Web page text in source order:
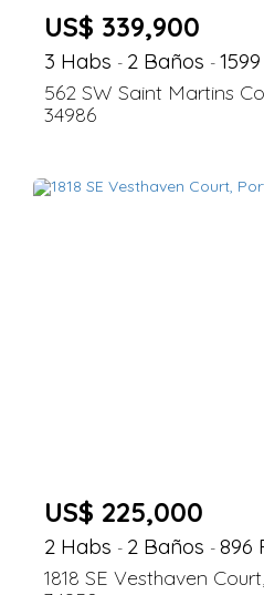
US$ 339,900
3 Habs - 2 Baños -
562 SW Saint Martins
34986
US$ 225,000
2 Habs - 2 Baños - 896
1818 SE Vesthaven